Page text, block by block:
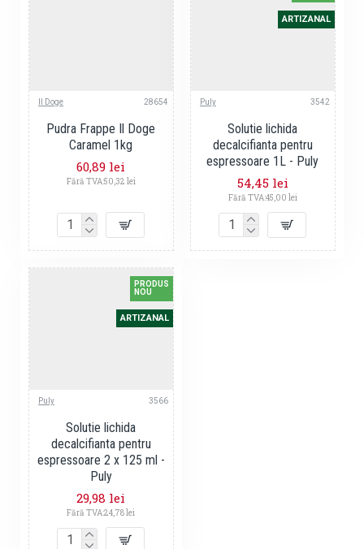
Il Doge 28654
Pudra Frappe Il Doge
Caramel 1kg
60,89 lei
Fără TVA:50,32 lei
ARTIZANAL
Puly 3542
Solutie lichida
decalcifianta pentru
espressoare 1L - Puly
54,45 lei
Fără TVA:45,00 lei
PRODUS
NOU
ARTIZANAL
Puly 3566
Solutie lichida
decalcifianta pentru
espressoare 2 x 125 ml -
Puly
29,98 lei
Fără TVA:24,78 lei